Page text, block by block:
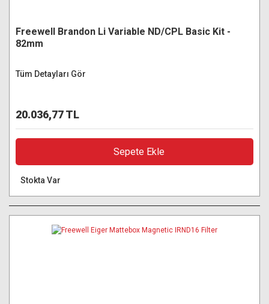
Freewell Brandon Li Variable ND/CPL Basic Kit -
82mm
Tüm Detayları Gör
20.036,77 TL
Sepete Ekle
Stokta Var